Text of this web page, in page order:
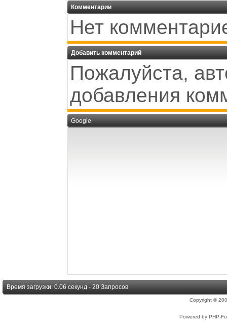
Комментарии
Нет
Добавить комментарий
Пожалуйста,
добавления
Google
Время загрузки: 0.06 секунд - 20 Запросов
Copyright ©
Powered by PHP-